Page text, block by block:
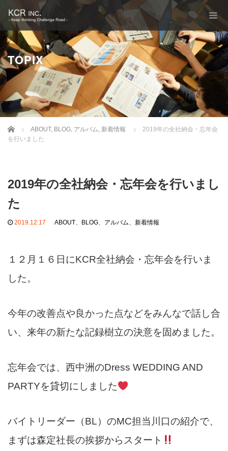
TOPIX
Home ABOUT, BLOG, アルバム, 新着情報
2019年の全社納会・忘年会
を行いました
2019年の全社納会・忘年会を行いまし
た
2019.12.17 ABOUT、 BLOG、 アルバム、 新着情報
１２月１６日にKCR全社納会・忘年会を行いま
した。
今年の改善点や良かった点などをみんなで話し合
い、来年の新たな記録樹立の決意を固めました。
忘年会では、西中洲のDress WEDDING AND
PARTYを貸切にしました
バイトリーダー（BL）のMC担当川口の紹介で、
まずは森定社長の挨拶からスタート